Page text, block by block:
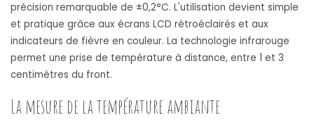
précision remarquable de ±0,2°C. L'utilisation devient simple
et pratique grâce aux écrans LCD rétroéclairés et aux
indicateurs de fièvre en couleur. La technologie infrarouge
permet une prise de température à distance, entre 1 et 3
centimètres du front.
La mesure de la température ambiante